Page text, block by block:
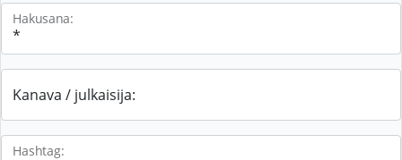
Hakusana:
Kanava / julkaisija:
Hashtag: